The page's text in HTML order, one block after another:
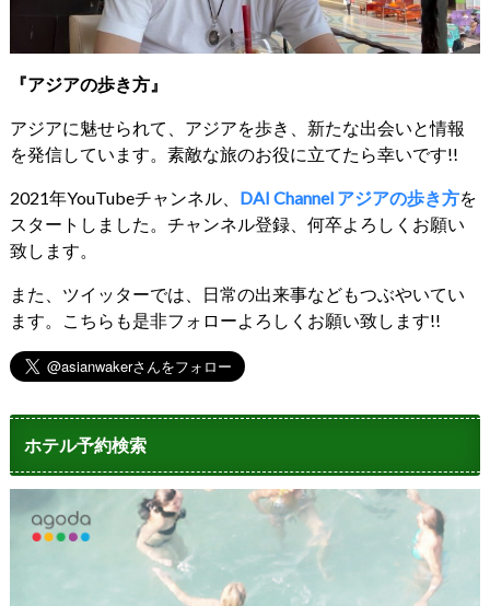
『アジアの歩き方』
アジアに魅せられて、アジアを歩き、新たな出会いと情報
を発信しています。素敵な旅のお役に立てたら幸いです!!
2021年YouTubeチャンネル、 DAI Channel アジアの歩き方を
スタートしました。チャンネル登録、何卒よろしくお願い
致します。
また、ツイッターでは、日常の出来事などもつぶやいてい
ます。こちらも是非フォローよろしくお願い致します!!
ホテル予約検索